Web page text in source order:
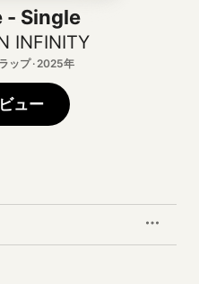
- Single
INFINITY
ップ · 2025年
ュー